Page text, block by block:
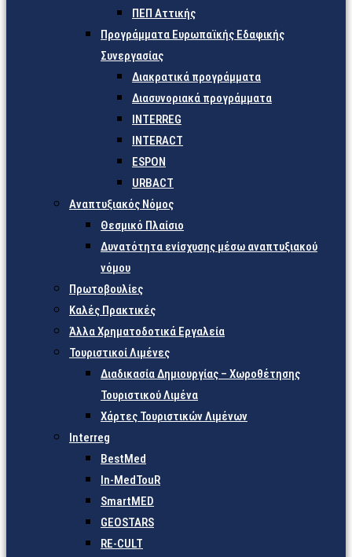
ΠΕΠ Αττικής
Προγράμματα Ευρωπαϊκής Εδαφικής
Συνεργασίας
Διακρατικά προγράμματα
Διασυνοριακά προγράμματα
INTERREG
INTERACT
ESPON
URBACT
Αναπτυξιακός Νόμος
Θεσμικό Πλαίσιο
Δυνατότητα ενίσχυσης μέσω αναπτυξιακού
νόμου
Πρωτοβουλίες
Καλές Πρακτικές
Άλλα Χρηματοδοτικά Εργαλεία
Τουριστικοί Λιμένες
Διαδικασία Δημιουργίας – Χωροθέτησης
Τουριστικού Λιμένα
Χάρτες Τουριστικών Λιμένων
Interreg
BestMed
In-MedTouR
SmartMED
GEOSTARS
RE-CULT